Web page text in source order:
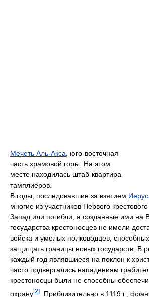
Мечеть Аль-Акса , юго-восточная
часть храмовой горы. На этом
месте находилась штаб-квартира
тамплиеров.
В годы, последовавшие за взятием
многие из участников Первого
Запад или погибли, а созданные ими на
государства крестоносцев не имели
войска и умелых полководцев,
защищать границы новых государств. В
каждый год являвшиеся на поклон к
часто подвергались нападениям
крестоносцы были не способны
охрану[2] . Приблизительно в 1119 г.,